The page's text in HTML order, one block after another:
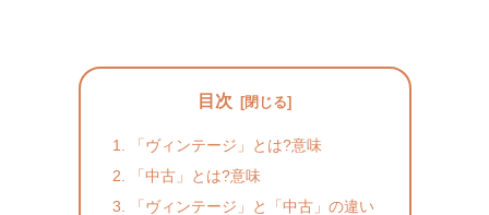
目次
「ヴィンテージ」とは?意味
「中古」とは?意味
「ヴィンテージ」と「中古」の違い